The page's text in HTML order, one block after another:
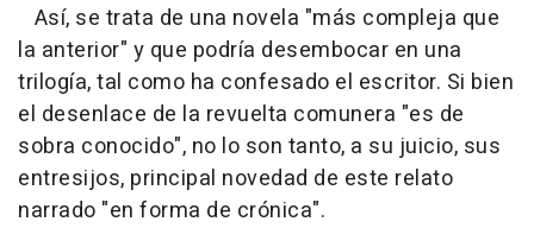
Así, se trata de una novela "más compleja que
la anterior" y que podría desembocar en una
trilogía, tal como ha confesado el escritor. Si bien
el desenlace de la revuelta comunera "es de
sobra conocido", no lo son tanto, a su juicio, sus
entresijos, principal novedad de este relato
narrado "en forma de crónica".